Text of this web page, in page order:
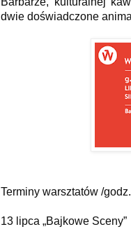
dwie doświadczone
Terminy warsztatów /
13 lipca „Bajkowe Sceny”